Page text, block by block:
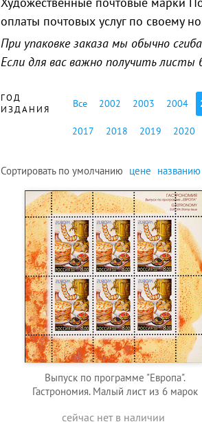
оплаты почтовых услуг по своему
При упаковке заказа мы обычно
Если для вас важно получить
ГОД
ИЗДАНИЯ
Все 2002 2003 2004
2017 2018 2019 2020
Сортировать по умолчанию цене названию
Выпуск по программе "Европа".
Гастрономия. Малый лист из 6 марок
сейчас нет в наличии